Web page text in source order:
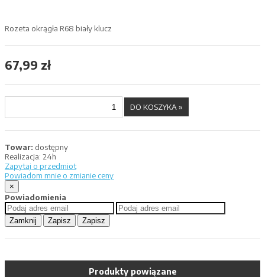
Rozeta okrągła R68 biały klucz
67,99 zł
Towar: dostępny
Realizacja: 24h
Zapytaj o przedmiot
Powiadom mnie o zmianie ceny
×
Powiadomienia
Zamknij Zapisz Zapisz
Produkty powiązane